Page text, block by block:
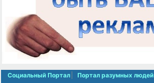
Социальный Портал Портал разумных людей